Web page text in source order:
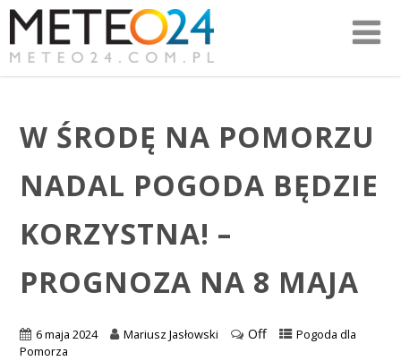
W ŚRODĘ NA POMORZU
NADAL POGODA BĘDZIE
KORZYSTNA! –
PROGNOZA NA 8 MAJA
6 maja 2024 Mariusz Jasłowski Off
Pogoda dla
Pomorza